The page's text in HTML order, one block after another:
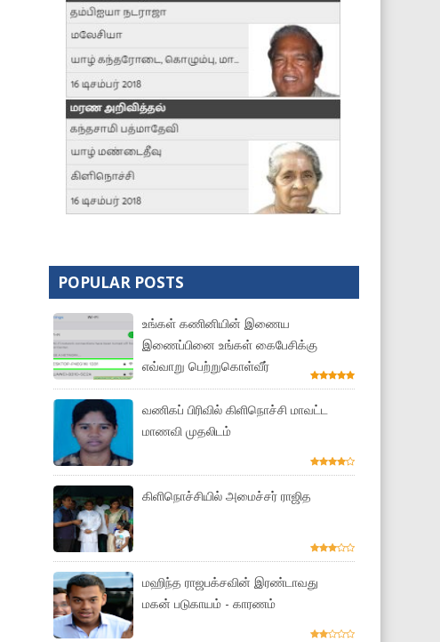
POPULAR POSTS
உங்கள் கணினியின் இணைய
இணைப்பினை உங்கள் கைபேசிக்கு
எவ்வாறு பெற்றுகொள்வீர்
வணிகப் பிரிவில் கிளிநொச்சி மாவட்ட
மாணவி முதலிடம்
கிளிநொச்சியில் அமைச்சர் ராஜித
மஹிந்த ராஜபக்சவின் இரண்டாவது
மகன் படுகாயம் - காரணம்